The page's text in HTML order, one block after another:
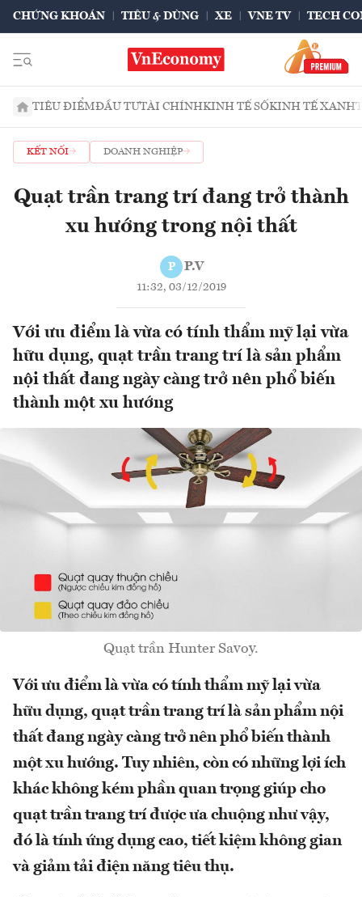
CHỨNG KHOÁN TIÊU & DÙNG XE VNE TV TECH
TIÊU ĐIỂMĐẦU TƯTÀI CHÍNHKINH TẾ SỐKINH TẾ XANH
KẾT NỐI DOANH NGHIỆP
Quạt trần trang trí đang trở thành
xu hướng trong nội thất
P P.V
11:32, 03/12/2019
Với ưu điểm là vừa có tính thẩm mỹ lại vừa
hữu dụng, quạt trần trang trí là sản phẩm
nội thất đang ngày càng trở nên phổ biến
thành một xu hướng
Quạt trần Hunter Savoy.
Với ưu điểm là vừa có tính thẩm mỹ lại vừa
hữu dụng, quạt trần trang trí là sản phẩm nội
thất đang ngày càng trở nên phổ biến thành
một xu hướng. Tuy nhiên, còn có những lợi ích
khác không kém phần quan trọng giúp cho
quạt trần trang trí được ưa chuộng như vậy,
đó là tính ứng dụng cao, tiết kiệm không gian
và giảm tải điện năng tiêu thụ.